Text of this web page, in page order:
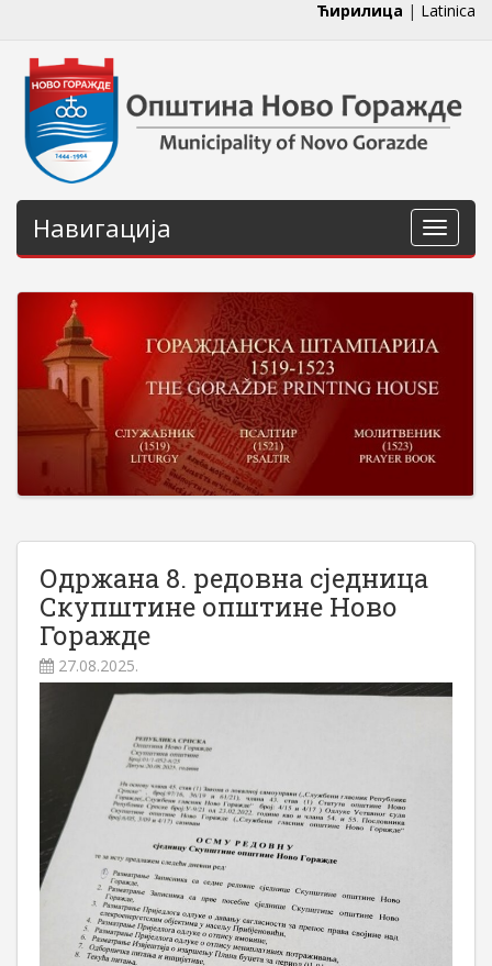
Ћирилица | Latinica
Навигација
Одржана 8. редовна сједница
Скупштине општине Ново
Горажде
27.08.2025.